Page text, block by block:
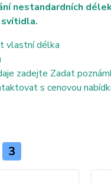
nestandardních
vlastní délka
zadejte Zadat
s cenovou
3